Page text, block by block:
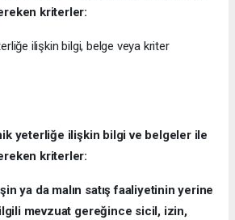
kriterler:
ilişkin bilgi, belge veya kriter
yeterliğe ilişkin bilgi ve belgeler ile
kriterler:
ya da malın satış faaliyetinin yerine
mevzuat gereğince sicil, izin,